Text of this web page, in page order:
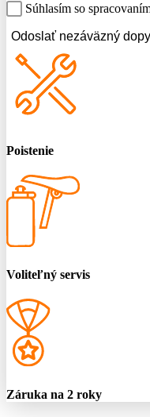
Súhlasím so
Odoslať nezáväzný
Poistenie
Voliteľný servis
Záruka na 2 roky